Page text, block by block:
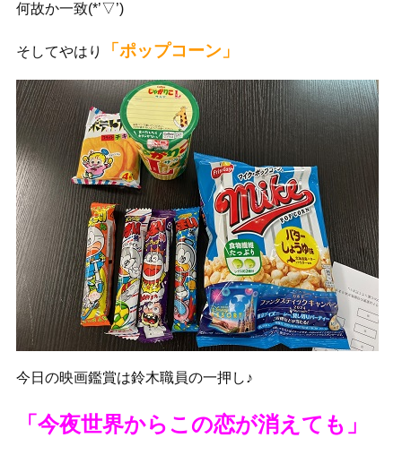
何故か一致(*’▽’)
そしてやはり 「ポップコーン」
今日の映画鑑賞は鈴木職員の一押し♪
「今夜世界からこの恋が消えても」